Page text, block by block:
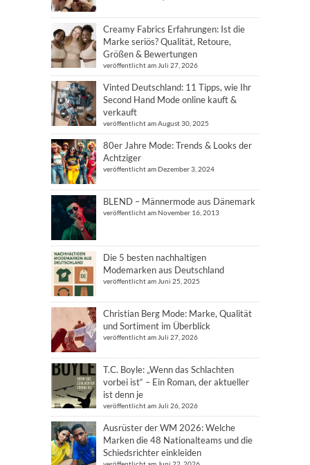
Creamy Fabrics Erfahrungen: Ist die
Marke seriös? Qualität, Retoure,
Größen & Bewertungen
veröffentlicht am Juli 27, 2026
Vinted Deutschland: 11 Tipps, wie Ihr
Second Hand Mode online kauft &
verkauft
veröffentlicht am August 30, 2025
80er Jahre Mode: Trends & Looks der
Achtziger
veröffentlicht am Dezember 3, 2024
BLEND – Männermode aus Dänemark
veröffentlicht am November 16, 2013
Die 5 besten nachhaltigen
Modemarken aus Deutschland
veröffentlicht am Juni 25, 2025
Christian Berg Mode: Marke, Qualität
und Sortiment im Überblick
veröffentlicht am Juli 27, 2026
T.C. Boyle: „Wenn das Schlachten
vorbei ist“ – Ein Roman, der aktueller
ist denn je
veröffentlicht am Juli 26, 2026
Ausrüster der WM 2026: Welche
Marken die 48 Nationalteams und die
Schiedsrichter einkleiden